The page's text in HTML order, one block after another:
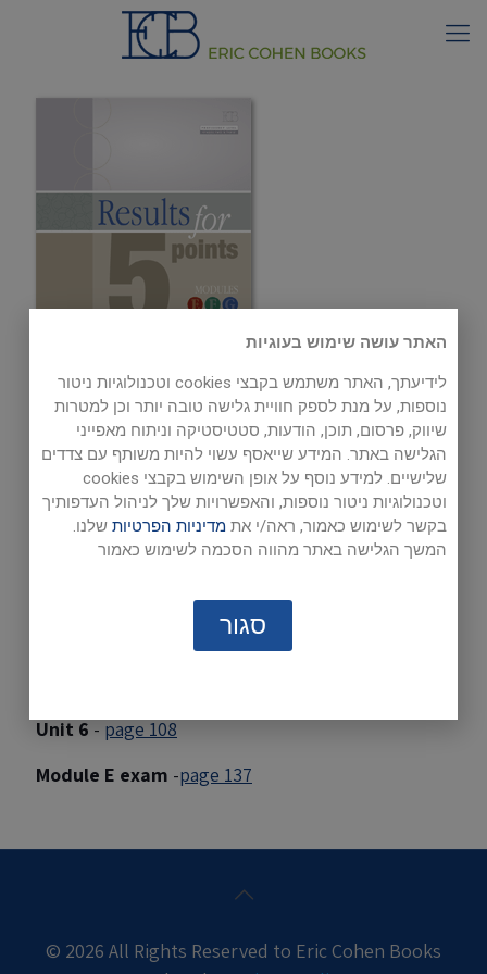
Listenings
Unit 1-page 22
-page 40
Unit 6 - page 108
Module E exam -page 137
© 2026 All Rights Reserved to Eric Cohen Books
סגור
האתר עושה שימוש בעוגיות
לידיעתך, האתר משתמש בקבצי cookies וטכנולוגיות ניטור
נוספות, על מנת לספק חוויית גלישה טובה יותר וכן למטרות
שיווק, פרסום, תוכן, הודעות, סטטיסטיקה וניתוח מאפייני
הגלישה באתר. המידע שייאסף עשוי להיות משותף עם צדדים
שלישיים. למידע נוסף על אופן השימוש בקבצי cookies
וטכנולוגיות ניטור נוספות, והאפשרויות שלך לניהול העדפותיך
בקשר לשימוש כאמור, ראה/י את מדיניות הפרטיותשלנו.
המשך הגלישה באתר מהווה הסכמה לשימוש כאמור